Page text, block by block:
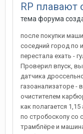
RP плавают
тема форума
после покупки
соседний город по
перестала ехать -
Проверил впуск,
датчика
газоанализаторе -
очистителем
как полагается
по стробоскопу со
трамблёре и